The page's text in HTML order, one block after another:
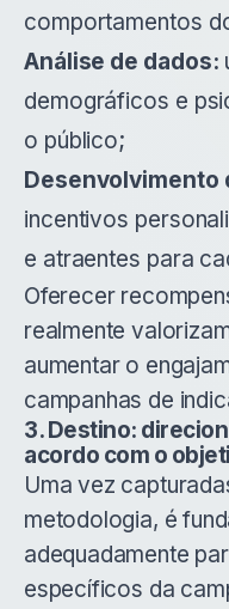
comportamentos
Análise de dados:
demográficos e
o público;
Desenvolvimento
incentivos
e atraentes para
Oferecer
realmente
aumentar o
campanhas de
3. Destino:
acordo com o
Uma vez
metodologia, é
adequadamente
específicos da